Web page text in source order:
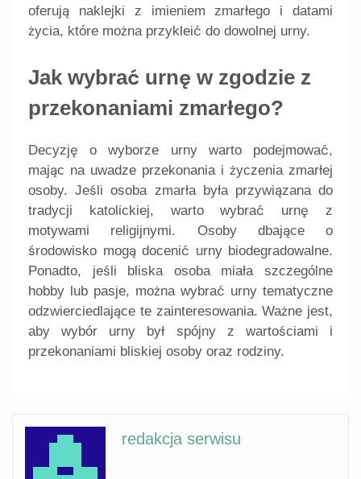
oferują naklejki z imieniem zmarłego i datami
życia, które można przykleić do dowolnej urny.
Jak wybrać urnę w zgodzie z
przekonaniami zmarłego?
Decyzję o wyborze urny warto podejmować,
mając na uwadze przekonania i życzenia zmarłej
osoby. Jeśli osoba zmarła była przywiązana do
tradycji katolickiej, warto wybrać urnę z
motywami religijnymi. Osoby dbające o
środowisko mogą docenić urny biodegradowalne.
Ponadto, jeśli bliska osoba miała szczególne
hobby lub pasje, można wybrać urny tematyczne
odzwierciedlające te zainteresowania. Ważne jest,
aby wybór urny był spójny z wartościami i
przekonaniami bliskiej osoby oraz rodziny.
redakcja serwisu